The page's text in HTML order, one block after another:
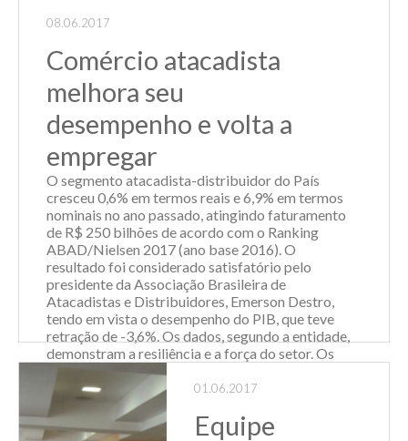
por parte de alguns advogados que tiveram ace...
Leia Mais
08.06.2017
Comércio atacadista
melhora seu
desempenho e volta a
empregar
O segmento atacadista-distribuidor do País
cresceu 0,6% em termos reais e 6,9% em termos
nominais no ano passado, atingindo faturamento
de R$ 250 bilhões de acordo com o Ranking
ABAD/Nielsen 2017 (ano base 2016). O
resultado foi considerado satisfatório pelo
presidente da Associação Brasileira de
Atacadistas e Distribuidores, Emerson Destro,
tendo em vista o desempenho do PIB, que teve
retração de -3,6%. Os dados, segundo a entidade,
demonstram a resiliência e a força do setor. Os
agentes de distribuição respondem hoje por uma
fatia de 53,7% do mercado mercearil nacional,
que compreende produtos de uso comum das
famílias, como alimentos, bebidas, limpeza,
01.06.2017
Equipe